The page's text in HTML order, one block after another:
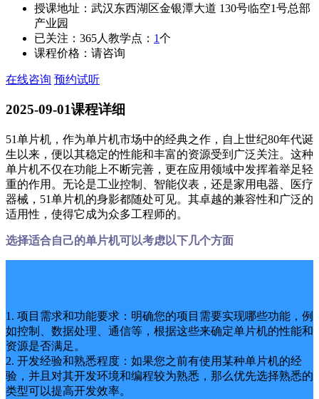
授课地址： 武汉东西湖区金银潭大道 130号临空1号总部
产业园
已关注： 365人 教学点： 1个
课程价格： 请咨询
在线咨询 预约试听
2025-09-01课程详细
51单片机，作为单片机市场中的经典之作，自上世纪80年代诞
生以来，便以其稳定的性能和丰富的资源受到广泛关注。这种
单片机不仅在功能上不断完善，更在应用领域中发挥着举足轻
重的作用。无论是工业控制、智能仪表，还是家用电器、医疗
器械，51单片机的身影都随处可见。其卓越的兼容性和广泛的
适用性，使得它成为众多工程师的。
选择适合自己的单片机可以考虑以下几个方面
1. 项目需求和功能要求：明确您的项目需要实现哪些功能，例
如控制、数据处理、通信等，根据这些来确定单片机的性能和
资源是否满足。
2. 开发经验和熟悉程度：如果您之前有使用某种单片机的经
验，并且对其开发环境和编程较为熟悉，那么优先选择熟悉的
类型可以提高开发效率。